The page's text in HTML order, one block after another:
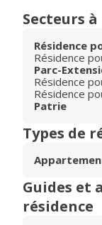
Secteurs
Résidence
Résidence
Parc-
Résidence
Résidence
Patrie
Types de
Guides et
résidence